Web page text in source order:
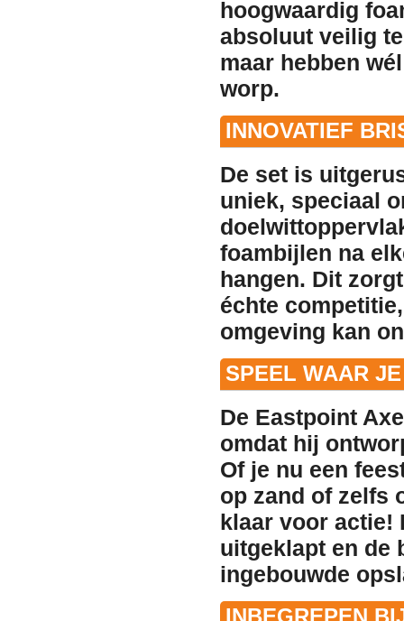
hoogwaardig
absoluut veilig
maar hebben
worp.
INNOVATIEF
De set is
uniek, speciaal
foambijlen na
hangen. Dit
échte
omgeving kan
SPEEL WAAR
De Eastpoint
omdat hij
Of je nu een
op zand of zelfs
klaar voor actie!
uitgeklapt en de
ingebouwde